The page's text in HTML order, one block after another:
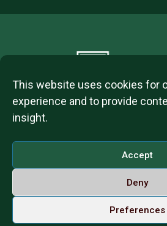
This website uses cookies for
experience and to provide
insight.
Accept
Deny
Preferences
Dózsa György út 84, 1068
VAT Number: